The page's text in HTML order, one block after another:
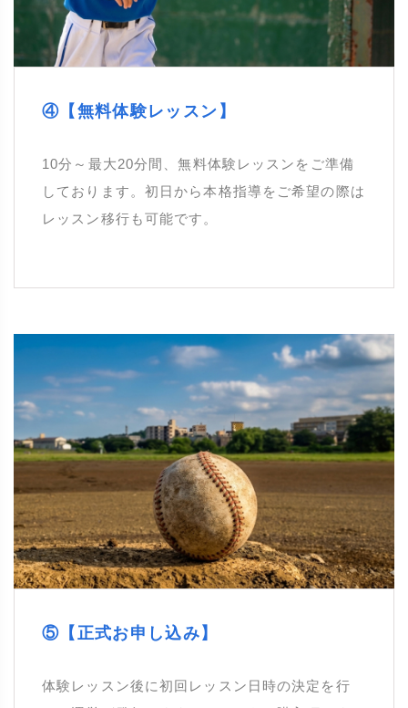
④【無料体験レッスン】
10分～最大20分間、無料体験レッスンをご準備
しております。初日から本格指導をご希望の際は
レッスン移行も可能です。
⑤【正式お申し込み】
体験レッスン後に初回レッスン日時の決定を行